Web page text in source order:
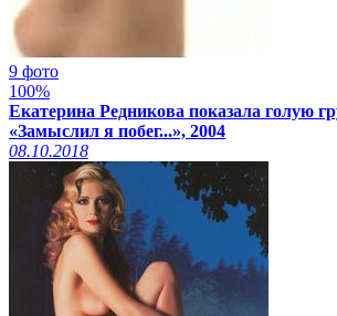
9 фото
100%
Екатерина Редникова показала голую
«Замыслил я побег...», 2004
08.10.2018